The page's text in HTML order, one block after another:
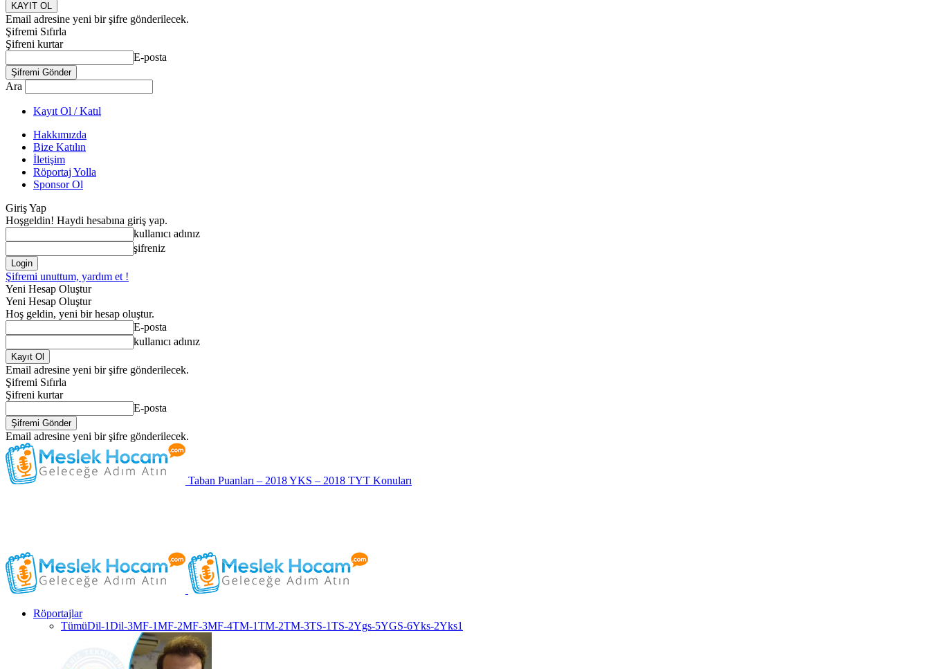
Email adresine yeni bir şifre gönderilecek.
Şifremi Sıfırla
Şifreni kurtar
E-posta
Ara
Kayıt Ol / Katıl
Hakkımızda
Bize Katılın
İletişim
Röportaj Yolla
Sponsor Ol
Giriş Yap
Hoşgeldin! Haydi hesabına giriş yap.
kullanıcı adınız
şifreniz
Şifremi unuttum, yardım et !
Yeni Hesap Oluştur
Yeni Hesap Oluştur
Hoş geldin, yeni bir hesap oluştur.
E-posta
kullanıcı adınız
Email adresine yeni bir şifre gönderilecek.
Şifremi Sıfırla
Şifreni kurtar
E-posta
Email adresine yeni bir şifre gönderilecek.
Taban Puanları – 2018 YKS – 2018 TYT Konuları
Röportajlar
TümüDil-1Dil-3MF-1MF-2MF-3MF-4TM-1TM-2TM-3TS-1TS-2Ygs-5YGS-6Yks-2Yks1